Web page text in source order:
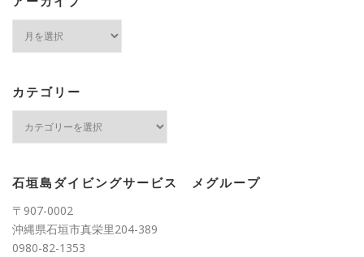
ブ
カテゴリー
ー
石垣島ダイビングサービス メグループ
〒907-0002
沖縄県石垣市真栄里204-389
0980-82-1353